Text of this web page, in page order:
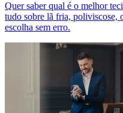
Quer saber qual é o melhor
tudo sobre lã fria, poliviscose,
escolha sem erro.